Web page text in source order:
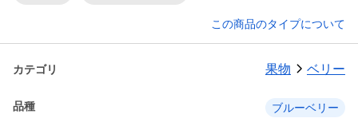
この商品のタイプについて
カテゴリ 果物 ベリー
品種 ブルーベリー